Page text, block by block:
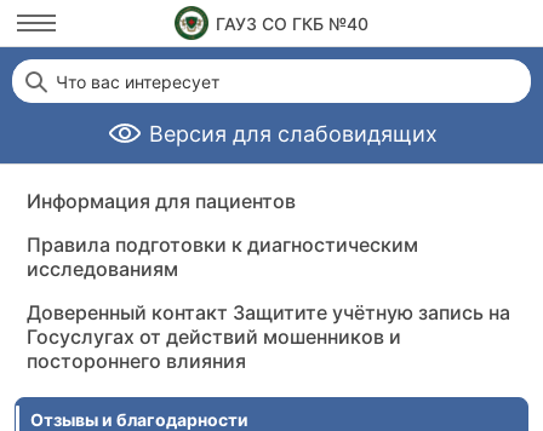
ГАУЗ СО ГКБ №40
Версия для слабовидящих
Что вас интересует
Информация для пациентов
Правила подготовки к диагностическим
исследованиям
Доверенный контакт Защитите учётную запись на
Госуслугах от действий мошенников и
постороннего влияния
Отзывы и благодарности